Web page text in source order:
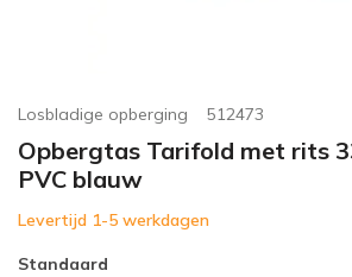
Losbladige opberging 512473
Opbergtas Tarifold met rits
PVC blauw
Levertijd 1-5 werkdagen
Standaard